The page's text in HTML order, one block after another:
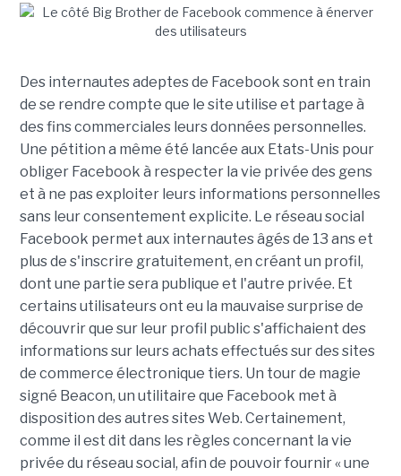
Des internautes adeptes de Facebook sont en train
de se rendre compte que le site utilise et partage à
des fins commerciales leurs données personnelles.
Une pétition a même été lancée aux Etats-Unis pour
obliger Facebook à respecter la vie privée des gens
et à ne pas exploiter leurs informations personnelles
sans leur consentement explicite. Le réseau social
Facebook permet aux internautes âgés de 13 ans et
plus de s'inscrire gratuitement, en créant un profil,
dont une partie sera publique et l'autre privée. Et
certains utilisateurs ont eu la mauvaise surprise de
découvrir que sur leur profil public s'affichaient des
informations sur leurs achats effectués sur des sites
de commerce électronique tiers. Un tour de magie
signé Beacon, un utilitaire que Facebook met à
disposition des autres sites Web. Certainement,
comme il est dit dans les règles concernant la vie
privée du réseau social, afin de pouvoir fournir « une